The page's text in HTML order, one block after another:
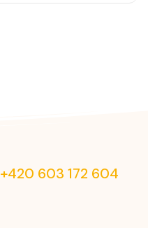
+420 603 172 604